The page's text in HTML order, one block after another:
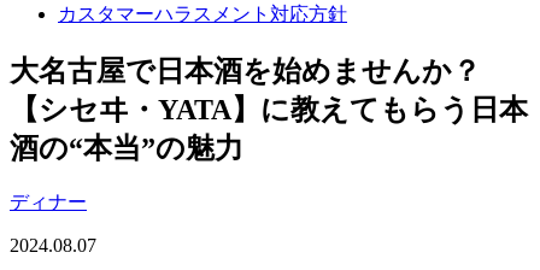
カスタマーハラスメント対応方針
大名古屋で日本酒を始めませんか？
【シセヰ・YATA】に教えてもらう日本
酒の“本当”の魅力
ディナー
2024.08.07